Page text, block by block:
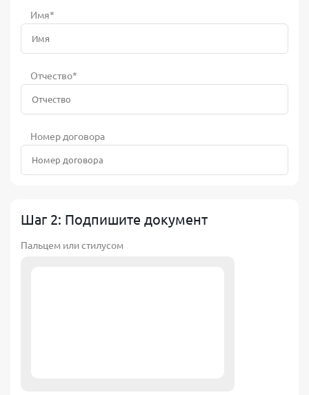
Имя*
Отчество*
Номер договора
Шаг 2: Подпишите документ
Пальцем или стилусом